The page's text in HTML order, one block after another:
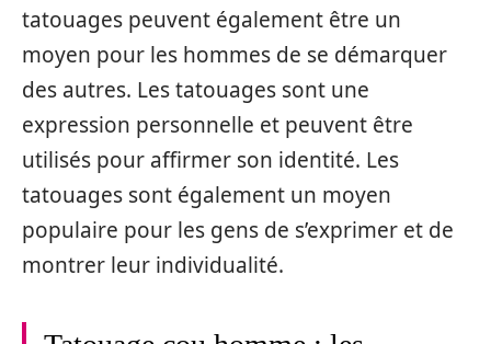
tatouages peuvent également être un
moyen pour les hommes de se démarquer
des autres. Les tatouages sont une
expression personnelle et peuvent être
utilisés pour affirmer son identité. Les
tatouages sont également un moyen
populaire pour les gens de s’exprimer et de
montrer leur individualité.